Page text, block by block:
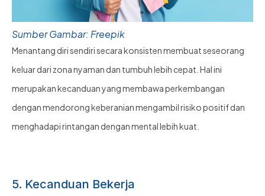
Sumber Gambar: Freepik
Menantang diri sendiri secara konsisten membuat seseorang
keluar dari zona nyaman dan tumbuh lebih cepat. Hal ini
merupakan kecanduan yang membawa perkembangan
dengan mendorong keberanian mengambil risiko positif dan
menghadapi rintangan dengan mental lebih kuat.
5. Kecanduan Bekerja